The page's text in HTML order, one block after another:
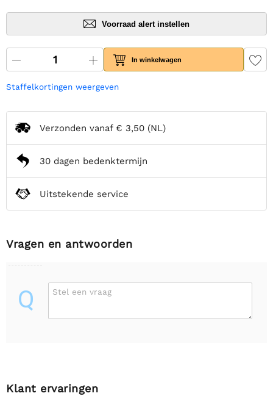
Voorraad alert instellen
In winkelwagen
Staffelkortingen weergeven
Verzonden vanaf € 3,50 (NL)
30 dagen bedenktermijn
Uitstekende service
Vragen en antwoorden
Q Stel een vraag
Klant ervaringen